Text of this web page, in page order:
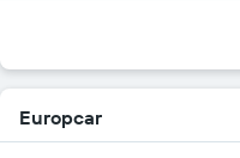
Europcar